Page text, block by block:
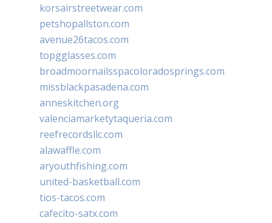
korsairstreetwear.com
petshopallston.com
avenue26tacos.com
topgglasses.com
broadmoornailsspacoloradosprings.com
missblackpasadena.com
anneskitchen.org
valenciamarketytaqueria.com
reefrecordsllc.com
alawaffle.com
aryouthfishing.com
united-basketball.com
tios-tacos.com
cafecito-satx.com